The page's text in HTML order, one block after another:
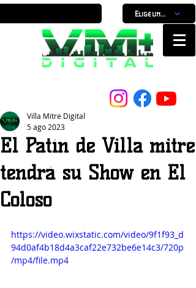
Elige un horario
El Patín de Villa mitre
tendrá su Show en El
Coloso
Villa Mitre Digital
5 ago 2023
https://video.wixstatic.com/video/9f1f93_d
94d0af4b18d4a3caf22e732be6e14c3/720p
/mp4/file.mp4